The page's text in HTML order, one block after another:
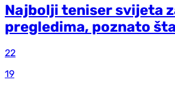
Najbolji teniser svijeta
pregledima, poznato
22
19